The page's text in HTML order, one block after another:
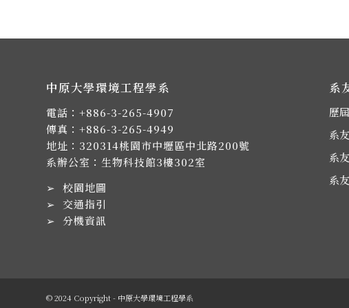
中原大學環境工程學系
電話： +886-3-265-4907
傳真：+886-3-265-4949
地址： 320314桃園市中壢區中北路200號
系辦公室：生物科技館3樓302室
➢ 校園地圖
➢ 交通指引
➢ 分機資訊
系
歷
系
系
系
© 2024 Copyright - 中原大學環境工程學系